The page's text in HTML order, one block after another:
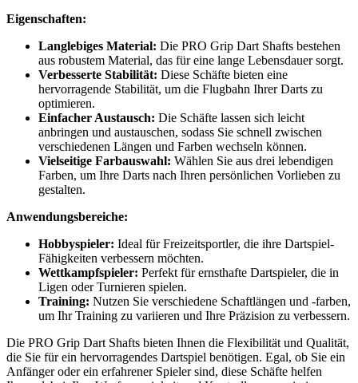
Eigenschaften:
Langlebiges Material: Die PRO Grip Dart Shafts bestehen
aus robustem Material, das für eine lange Lebensdauer sorgt.
Verbesserte Stabilität: Diese Schäfte bieten eine
hervorragende Stabilität, um die Flugbahn Ihrer Darts zu
optimieren.
Einfacher Austausch: Die Schäfte lassen sich leicht
anbringen und austauschen, sodass Sie schnell zwischen
verschiedenen Längen und Farben wechseln können.
Vielseitige Farbauswahl: Wählen Sie aus drei lebendigen
Farben, um Ihre Darts nach Ihren persönlichen Vorlieben zu
gestalten.
Anwendungsbereiche:
Hobbyspieler: Ideal für Freizeitsportler, die ihre Dartspiel-
Fähigkeiten verbessern möchten.
Wettkampfspieler: Perfekt für ernsthafte Dartspieler, die in
Ligen oder Turnieren spielen.
Training: Nutzen Sie verschiedene Schaftlängen und -farben,
um Ihr Training zu variieren und Ihre Präzision zu verbessern.
Die PRO Grip Dart Shafts bieten Ihnen die Flexibilität und Qualität,
die Sie für ein hervorragendes Dartspiel benötigen. Egal, ob Sie ein
Anfänger oder ein erfahrener Spieler sind, diese Schäfte helfen